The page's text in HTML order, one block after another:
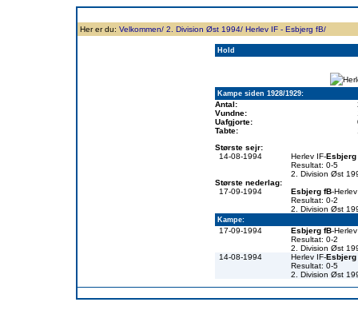
Her er du: Velkommen/ 2. Division Øst 1994/ Herlev IF - Esbjerg fB/
Hold
Kampe siden 1928/1929:
Antal:
Vundne:
Uafgjorte:
Tabte:
Største sejr:
14-08-1994
Herlev IF-Esbjerg
Resultat: 0-5
2. Division Øst
Største nederlag:
17-09-1994
Esbjerg fB-
Resultat: 0-2
2. Division Øst
Kampe:
17-09-1994 Esbjerg fB-
Resultat: 0-2
2. Division Øst
14-08-1994
Herlev IF-Esbjerg
Resultat: 0-5
2. Division Øst